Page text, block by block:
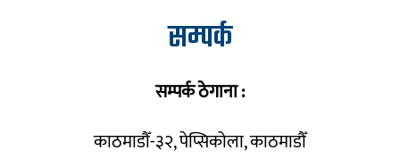
सम्पर्क
सम्पर्क ठेगाना :
काठमाडौँ-३२, पेप्सिकोला, काठमाडौँ